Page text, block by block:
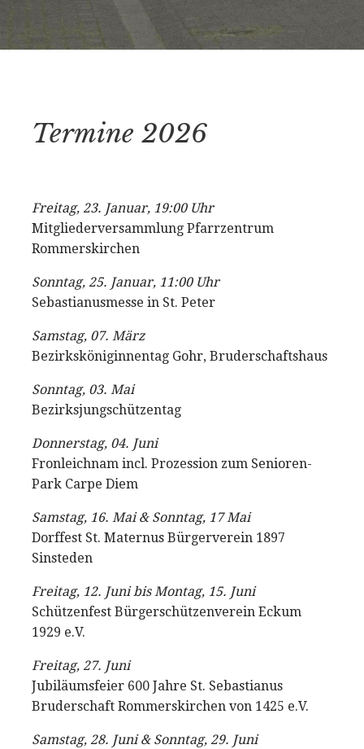
Termine 2026
Freitag, 23. Januar, 19:00 Uhr
Mitgliederversammlung Pfarrzentrum
Rommerskirchen
Sonntag, 25. Januar, 11:00 Uhr
Sebastianusmesse in St. Peter
Samstag, 07. März
Bezirksköniginnentag Gohr, Bruderschaftshaus
Sonntag, 03. Mai
Bezirksjungschützentag
Donnerstag, 04. Juni
Fronleichnam incl. Prozession zum Senioren-
Park Carpe Diem
Samstag, 16. Mai & Sonntag, 17 Mai
Dorffest St. Maternus Bürgerverein 1897
Sinsteden
Freitag, 12. Juni bis Montag, 15. Juni
Schützenfest Bürgerschützenverein Eckum
1929 e.V.
Freitag, 27. Juni
Jubiläumsfeier 600 Jahre St. Sebastianus
Bruderschaft Rommerskirchen von 1425 e.V.
Samstag, 28. Juni & Sonntag, 29. Juni